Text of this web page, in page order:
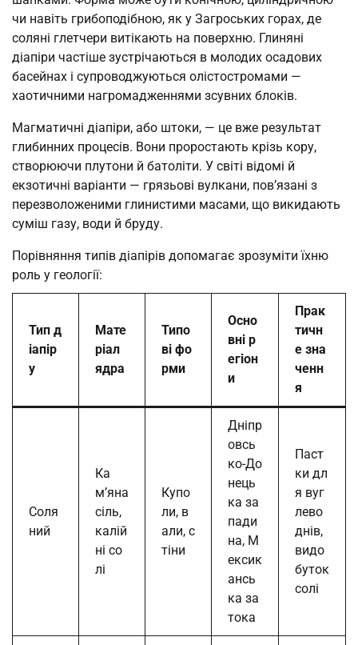
чи навіть грибоподібною, як у Загроських горах, де
соляні глетчери витікають на поверхню. Глиняні
діапіри частіше зустрічаються в молодих осадових
басейнах і супроводжуються олістостромами —
хаотичними нагромадженнями зсувних блоків.
Магматичні діапіри, або штоки, — це вже результат
глибинних процесів. Вони проростають крізь кору,
створюючи плутони й батоліти. У світі відомі й
екзотичні варіанти — грязьові вулкани, пов’язані з
перезволоженими глинистими масами, що викидають
суміш газу, води й бруду.
Порівняння типів діапірів допомагає зрозуміти їхню
роль у геології:
Тип д
іапір
у
Мате
ріал
ядра
Типо
ві фо
рми
Осно
вні р
егіон
и
Прак
тичн
е зна
ченн
я
Соля
ний
Ка
м’яна
сіль,
калій
ні со
лі
Купо
ли, в
али, с
тіни
Дніпр
овсь
ко-До
нець
ка за
пади
на, М
ексик
ансь
ка за
тока
Паст
ки дл
я вуг
лево
днів,
видо
буток
солі